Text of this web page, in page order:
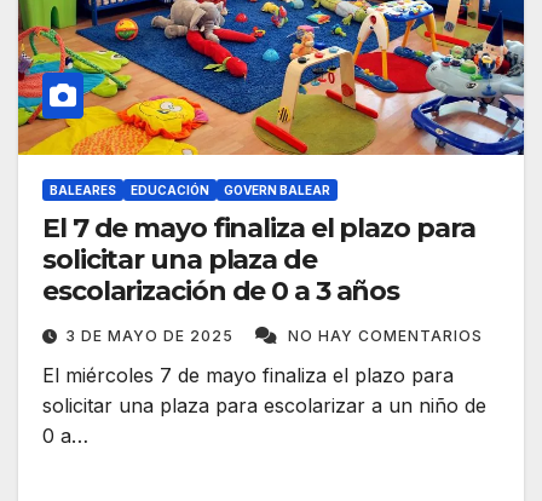
BALEARES EDUCACIÓN GOVERN BALEAR
El 7 de mayo finaliza el plazo para
solicitar una plaza de
escolarización de 0 a 3 años
3 DE MAYO DE 2025 NO HAY COMENTARIOS
El miércoles 7 de mayo finaliza el plazo para
solicitar una plaza para escolarizar a un niño de
0 a…